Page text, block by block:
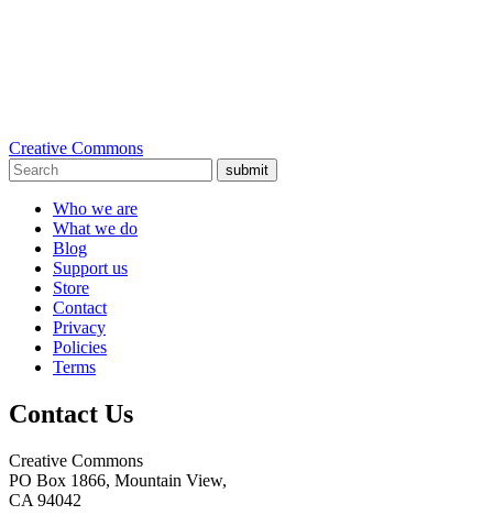
Creative Commons
submit
Who we are
What we do
Blog
Support us
Store
Contact
Privacy
Policies
Terms
Contact Us
Creative Commons
PO Box 1866, Mountain View,
CA 94042